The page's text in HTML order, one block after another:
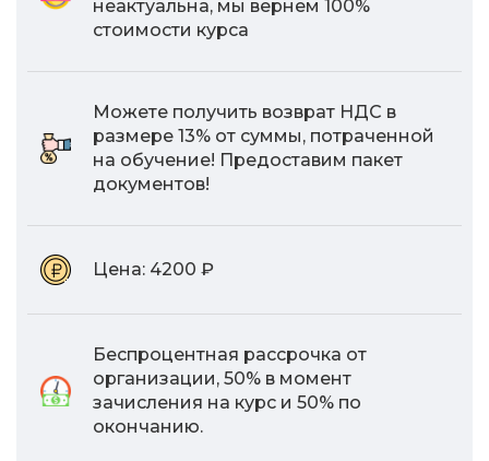
неактуальна, мы вернем 100%
стоимости курса
Можете получить возврат НДС в
размере 13% от суммы, потраченной
на обучение! Предоставим пакет
документов!
Цена: 4200 ₽
Беспроцентная рассрочка от
организации, 50% в момент
зачисления на курс и 50% по
окончанию.